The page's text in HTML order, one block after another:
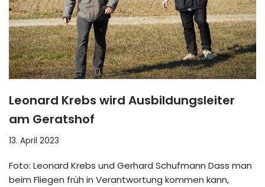
Leonard Krebs wird Ausbildungsleiter
am Geratshof
13. April 2023
Foto: Leonard Krebs und Gerhard Schufmann Dass man
beim Fliegen früh in Verantwortung kommen kann,